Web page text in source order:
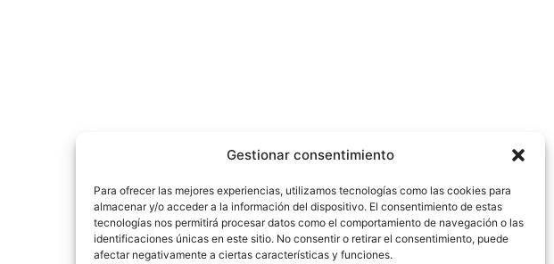
Gestionar consentimiento
Para ofrecer las mejores experiencias, utilizamos tecnologías como las cookies para
almacenar y/o acceder a la información del dispositivo. El consentimiento de estas
tecnologías nos permitirá procesar datos como el comportamiento de navegación o las
identificaciones únicas en este sitio. No consentir o retirar el consentimiento, puede
afectar negativamente a ciertas características y funciones.